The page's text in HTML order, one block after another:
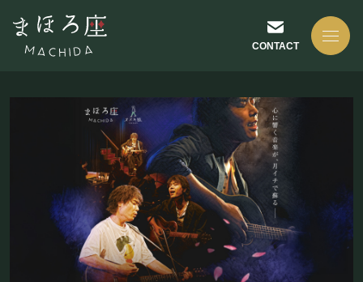
CONTACT
NEWS